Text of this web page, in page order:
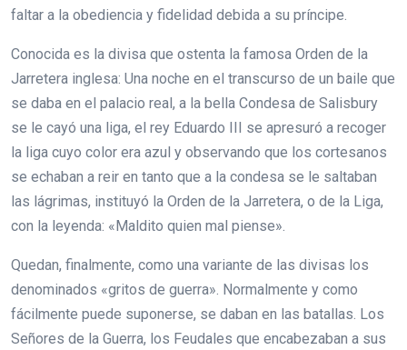
faltar a la obediencia y fidelidad debida a su príncipe.
Conocida es la divisa que ostenta la famosa Orden de la
Jarretera inglesa: Una noche en el transcurso de un baile que
se daba en el palacio real, a la bella Condesa de Salisbury
se le cayó una liga, el rey Eduardo III se apresuró a recoger
la liga cuyo color era azul y observando que los cortesanos
se echaban a reir en tanto que a la condesa se le saltaban
las lágrimas, instituyó la Orden de la Jarretera, o de la Liga,
con la leyenda: «Maldito quien mal piense».
Quedan, finalmente, como una variante de las divisas los
denominados «gritos de guerra». Normalmente y como
fácilmente puede suponerse, se daban en las batallas. Los
Señores de la Guerra, los Feudales que encabezaban a sus